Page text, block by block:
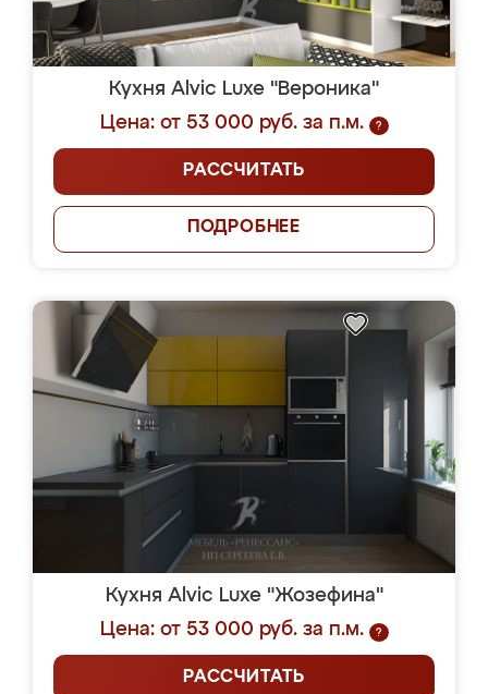
Кухня Alvic Luxe "Вероника"
Цена: от 53 000 руб. за п.м.
?
РАССЧИТАТЬ
ПОДРОБНЕЕ
Кухня Alvic Luxe "Жозефина"
Цена: от 53 000 руб. за п.м.
?
РАССЧИТАТЬ